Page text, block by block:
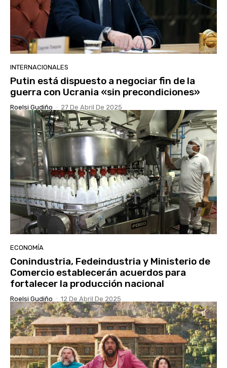
INTERNACIONALES
Putin está dispuesto a negociar fin de la
guerra con Ucrania «sin precondiciones»
Roelsi Gudiño - 27 De Abril De 2025
ECONOMÍA
Conindustria, Fedeindustria y Ministerio de
Comercio establecerán acuerdos para
fortalecer la producción nacional
Roelsi Gudiño - 12 De Abril De 2025